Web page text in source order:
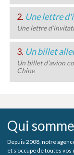
2. Une lettre
Une lettre
3. Un billet
Un billet d’avion
Chine
Qui
Depuis 2008, notre
et s'occupe de toutes